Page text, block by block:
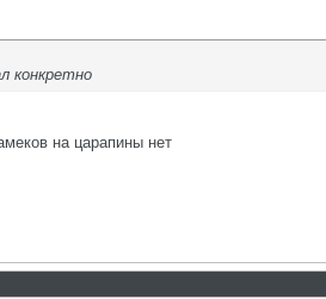
конкретно
на царапины нет